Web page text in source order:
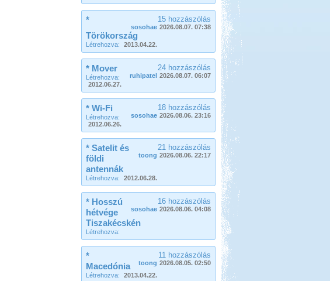
15 hozzászólás
sosohae 2026.08.07. 07:38
*
Törökország
Létrehozva: 2013.04.22.
24 hozzászólás
ruhipatel 2026.08.07. 06:07
* Mover
Létrehozva:
2012.06.27.
18 hozzászólás
sosohae 2026.08.06. 23:16
* Wi-Fi
Létrehozva:
2012.06.26.
21 hozzászólás
toong 2026.08.06. 22:17
* Satelit és
földi
antennák
Létrehozva: 2012.06.28.
16 hozzászólás
sosohae 2026.08.06. 04:08
* Hosszú
hétvége
Tiszakécskén
Létrehozva:
11 hozzászólás
toong 2026.08.05. 02:50
*
Macedónia
Létrehozva: 2013.04.22.